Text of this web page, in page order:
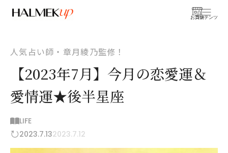
お買物
コンテンツ
人気占い師・章月綾乃監修！
【2023年7月】今月の恋愛運＆
愛情運★後半星座
LIFE
2023.7.132023.7.12